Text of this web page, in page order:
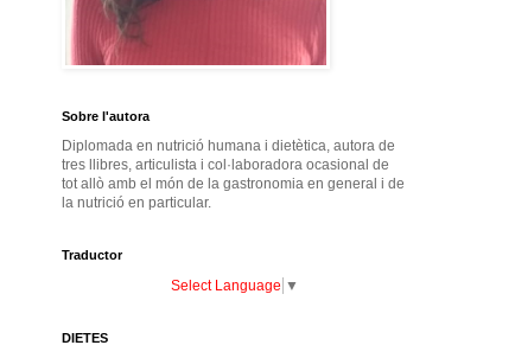
Sobre l'autora
Diplomada en nutrició humana i dietètica, autora de
tres llibres, articulista i col·laboradora ocasional de
tot allò amb el món de la gastronomia en general i de
la nutrició en particular.
Traductor
Select Language ▼
DIETES